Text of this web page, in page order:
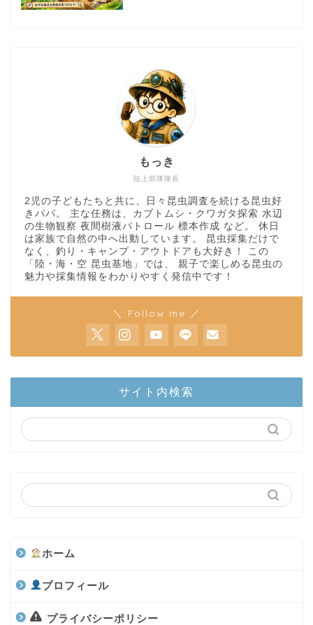
陸上部隊隊長
もっき
2児の子どもたちと共に、日々昆虫調査を続ける昆虫好
きパパ。 主な任務は、カブトムシ・クワガタ探索 水辺
の生物観察 夜間樹液パトロール 標本作成 など。 休日
は家族で自然の中へ出動しています。 昆虫採集だけで
なく、釣り・キャンプ・アウトドアも大好き！ この
「陸・海・空 昆虫基地」では、 親子で楽しめる昆虫の
魅力や採集情報をわかりやすく発信中です！
＼ Follow me ／
サイト内検索
ホーム
プロフィール
プライバシーポリシー
陸上部隊
世界のカブトムシ